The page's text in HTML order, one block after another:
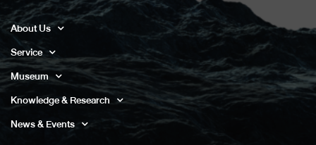
About Us
Service
Museum
Knowledge & Research
News & Events